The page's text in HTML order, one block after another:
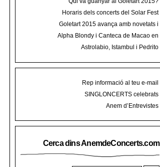
Horaris dels concerts del Solar Fest
2015 a Mallorca
Goletart 2015 avança amb novetats i
encetarà la LI Festa des Vermar amb art
Alpha Blondy i Canteca de Macao en
concert al Mallorca Roots Festival
Astrolabio, Istambul i Pedrito
Rep informació al teu e-mail
SINGLONCERTS celebrats
Anem d’Entrevistes
Cerca dins AnemdeConcerts.com